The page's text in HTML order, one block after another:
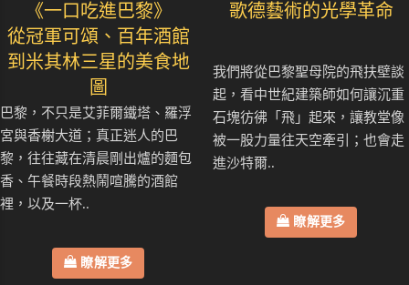
《一口吃進巴黎》
從冠軍可頌、百年酒館
到米其林三星的美食地
圖
巴黎，不只是艾菲爾鐵塔、羅浮
宮與香榭大道；真正迷人的巴
黎，往往藏在清晨剛出爐的麵包
香、午餐時段熱鬧喧騰的酒館
裡，以及一杯..
瞭解更多
歌德藝術的光學革命
我們將從巴黎聖母院的飛扶壁談
起，看中世紀建築師如何讓沉重
石塊彷彿「飛」起來，讓教堂像
被一股力量往天空牽引；也會走
進沙特爾..
瞭解更多